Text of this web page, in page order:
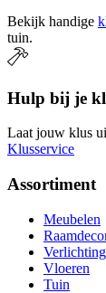
Bekijk handige
tuin.
Hulp bij je
Laat jouw klus
Klusservice
Assortiment
Meubelen
Verlichting
Vloeren
Tuin